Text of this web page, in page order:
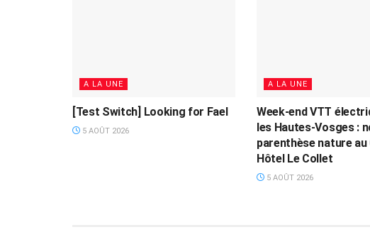
A LA UNE
[Test Switch] Looking for Fael
5 AOÛT 2026
A LA UNE
Week-end VTT
les Hautes-Vosges :
parenthèse nature au
Hôtel Le Collet
5 AOÛT 2026